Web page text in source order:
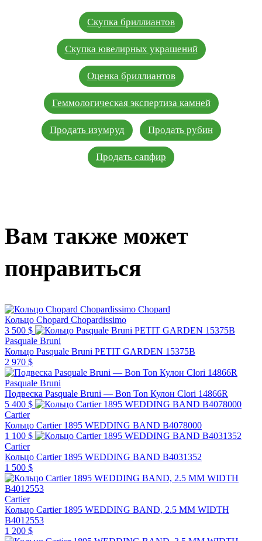
Скупка бриллиантов
Скупка ювелирных украшений
Оценка бриллиантов
Геммологическая экспертиза камней
Продать изумруд Продать рубин
Продать сапфир
Вам также может
понравиться
Chopard
Кольцо Chopard Chopardissimo
3 500 $
Pasquale Bruni
Кольцо Pasquale Bruni PETIT GARDEN 15375B
2 970 $
Pasquale Bruni
Подвеска Pasquale Bruni — Bon Ton Кулон Clori 14866R
5 400 $
Cartier
Кольцо Cartier 1895 WEDDING BAND B4078000
1 100 $
Cartier
Кольцо Cartier 1895 WEDDING BAND B4031352
1 500 $
Cartier
Кольцо Cartier 1895 WEDDING BAND, 2.5 MM WIDTH
B4012553
1 200 $